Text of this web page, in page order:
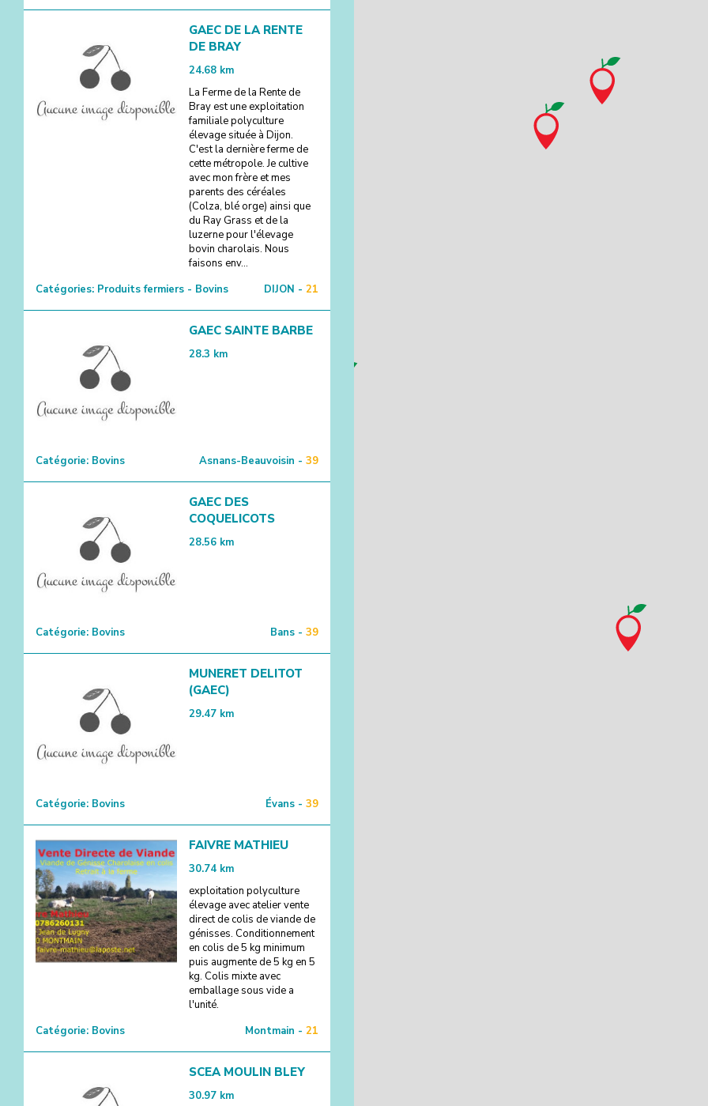
GAEC DE LA RENTE
DE BRAY
24.68 km
La Ferme de la Rente de
Bray est une exploitation
familiale polyculture
élevage située à Dijon.
C'est la dernière ferme de
cette métropole. Je cultive
avec mon frère et mes
parents des céréales
(Colza, blé orge) ainsi que
du Ray Grass et de la
luzerne pour l'élevage
bovin charolais. Nous
faisons env...
Catégories: Produits fermiers - Bovins DIJON - 21
GAEC SAINTE BARBE
28.3 km
Catégorie: Bovins Asnans-Beauvoisin - 39
GAEC DES
COQUELICOTS
28.56 km
Catégorie: Bovins Bans - 39
MUNERET DELITOT
(GAEC)
29.47 km
Catégorie: Bovins Évans - 39
FAIVRE MATHIEU
30.74 km
exploitation polyculture
élevage avec atelier vente
direct de colis de viande de
génisses. Conditionnement
en colis de 5 kg minimum
puis augmente de 5 kg en 5
kg. Colis mixte avec
emballage sous vide a
l'unité.
Catégorie: Bovins Montmain - 21
SCEA MOULIN BLEY
30.97 km